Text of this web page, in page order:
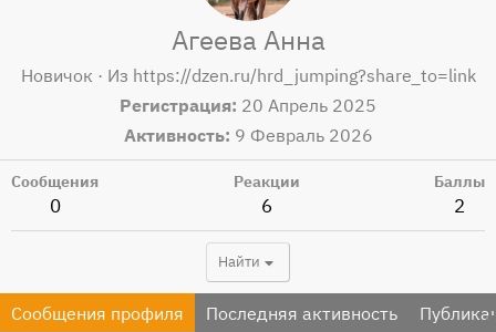
Агеева Анна
Новичок · Из https://dzen.ru/hrd_jumping?share_to=link
Регистрация 20 Апрель 2025
Активность 9 Февраль 2026
Сообщения
0
Реакции
6
Баллы
2
Найти
Сообщения профиля Последняя активность